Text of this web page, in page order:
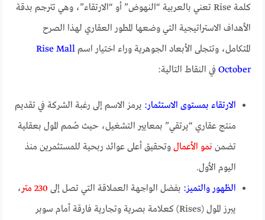
كلمة Rise تعني بالعربية “النهوض” أو “الارتقاء”، وهي تترجم بدقة
الأهداف الاستراتيجية التي وضعها المطور العقاري لهذا الصرح
المتكامل، وتتجلى الأبعاد الجوهرية وراء اختيار اسمRise Mall
October في النقاط التالية:
الارتقاء بمستوى الاستثمار: يرمز الاسم إلى رغبة الشركة في تقديم
منتج عقاري “يرتقي” بمعايير التشغيل، حيث صُمم المول بعقلية
تضمن نمو الأعمال وتحقيق أعلى عوائد ربحية للمستثمرين منذ
اليوم الأول.
الظهور والتميز: بفضل الواجهة العملاقة التي تصل إلى 230 متر
،
يبرز المول (Rises) كعلامة بصرية وتجارية فارقة أمام سوبر